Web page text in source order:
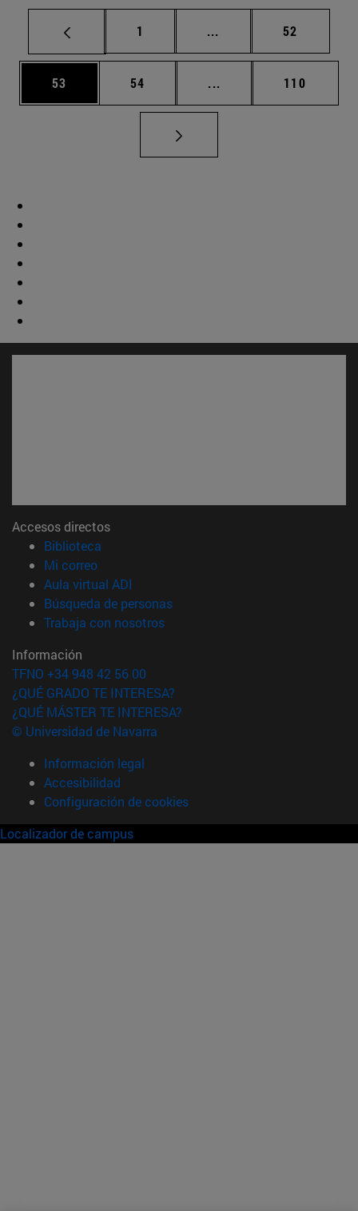
Página
1 ... Páginas intermedias
Página
52
Página
53 Página
54 ... Páginas intermedias
Página
110
Accesos directos
Biblioteca
Mi correo(abre en nueva ventana)
Aula virtual ADI
Búsqueda de personas(abre en nueva ventana)
Trabaja con nosotros(abre en nueva ventana)
Información
TFNO +34 948 42 56 00
¿QUÉ GRADO TE INTERESA?
¿QUÉ MÁSTER TE INTERESA?
© Universidad de Navarra
Información legal
Accesibilidad
Configuración de cookies
Localizador de campus